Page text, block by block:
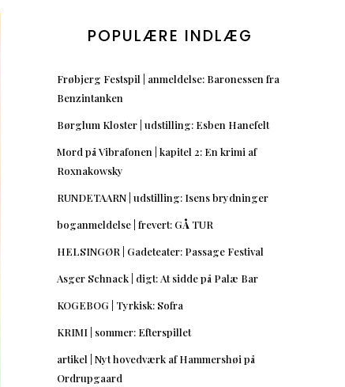
POPULÆRE INDLÆG
Frøbjerg Festspil | anmeldelse: Baronessen fra
Benzintanken
Børglum Kloster | udstilling: Esben Hanefelt
Mord på Vibrafonen | kapitel 2: En krimi af
Roxnakowsky
RUNDETAARN | udstilling: Isens brydninger
boganmeldelse | frevert: GÅ TUR
HELSINGØR | Gadeteater: Passage Festival
Asger Schnack | digt: At sidde på Palæ Bar
KOGEBOG | Tyrkisk: Sofra
KRIMI | sommer: Efterspillet
artikel | Nyt hovedværk af Hammershøi på
Ordrupgaard